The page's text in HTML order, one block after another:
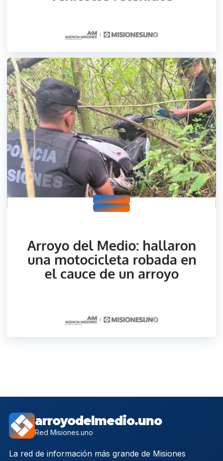
arroyodelmedio.uno
Red Misiones.uno
La red de información más grande de Misiones